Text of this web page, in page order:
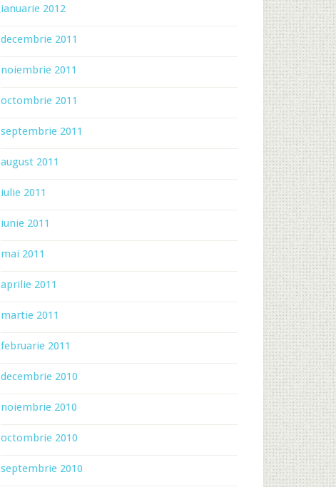
ianuarie 2012
decembrie 2011
noiembrie 2011
octombrie 2011
septembrie 2011
august 2011
iulie 2011
iunie 2011
mai 2011
aprilie 2011
martie 2011
februarie 2011
decembrie 2010
noiembrie 2010
octombrie 2010
septembrie 2010